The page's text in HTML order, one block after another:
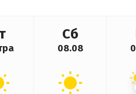
Сб
08.08